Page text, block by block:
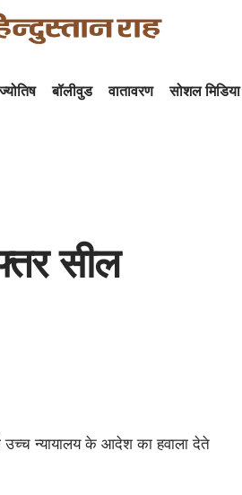
ज्योतिष बॉलीवुड वातावरण सोशल मिडिया
सील
उच्च न्यायालय के आदेश का हवाला देते